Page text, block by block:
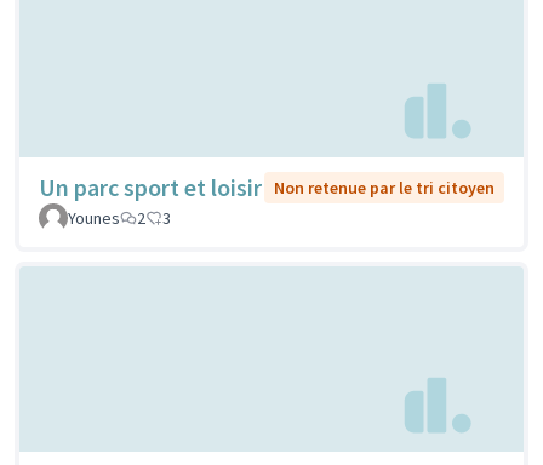
Un parc sport et loisir
Non retenue par le tri citoyen
Younes
2 3